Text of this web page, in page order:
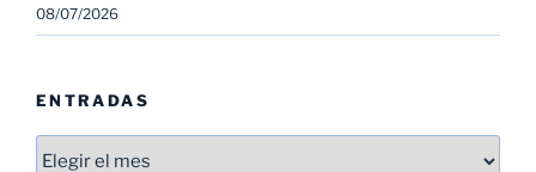
08/07/2026
ENTRADAS
Entradas